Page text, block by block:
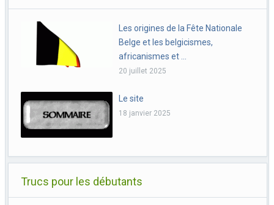
Les origines de la Fête Nationale
Belge et les belgicismes,
africanismes et …
20 juillet 2025
Le site
18 janvier 2025
Trucs pour les débutants